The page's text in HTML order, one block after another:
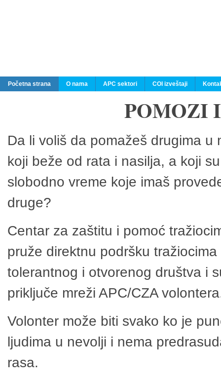
Početna strana O nama APC sektori COI izveštaji
POMOZI
Da li voliš da pomažeš drugima
koji beže od rata i nasilja, a koji
slobodno vreme koje imaš
druge?
Centar za zaštitu i pomoć
pruže direktnu podršku
tolerantnog i otvorenog društva i
priključe mreži APC/CZA
Volonter može biti svako ko je
ljudima u nevolji i nema
rasa.